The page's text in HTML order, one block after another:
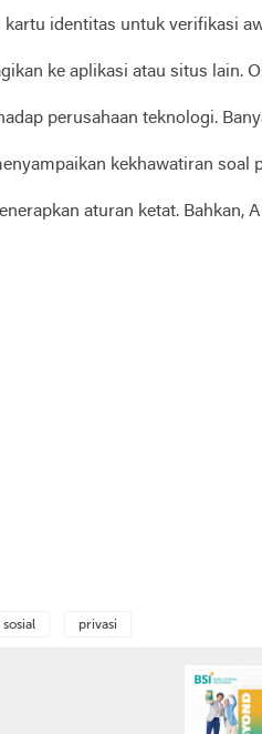
identitas untuk verifikasi
ke aplikasi atau situs
perusahaan teknologi.
kekhawatiran
aturan ketat. Bahkan,
sosial privasi